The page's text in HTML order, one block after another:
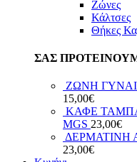
Ζώνες
Κάλτσες
Θήκες
ΣΑΣ
ΖΩΝΗ
15,00€
ΚΑΦΕ
MGS 23,00€
ΔΕΡΜΑΤΙΝΗ
23,00€